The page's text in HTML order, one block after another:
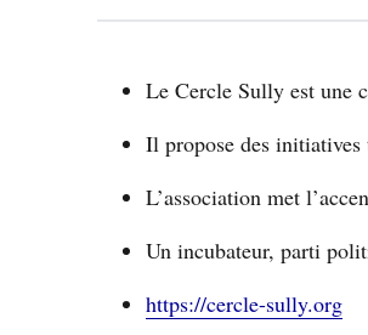
Le Cercle Sully est une
Il propose des initiatives
L’association met
Un incubateur, parti
https://cercle-sully.org